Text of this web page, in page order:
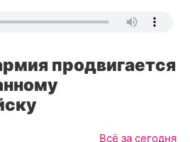
продвигается
Всё за сегодня